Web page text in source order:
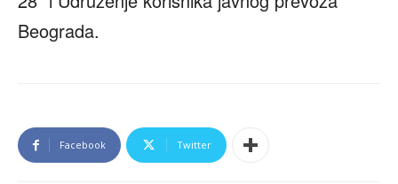
Beograda.
Facebook Twitter